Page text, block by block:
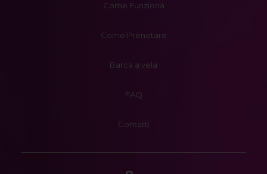
Come Funziona
Come Prenotare
Barca a vela
FAQ
Contatti